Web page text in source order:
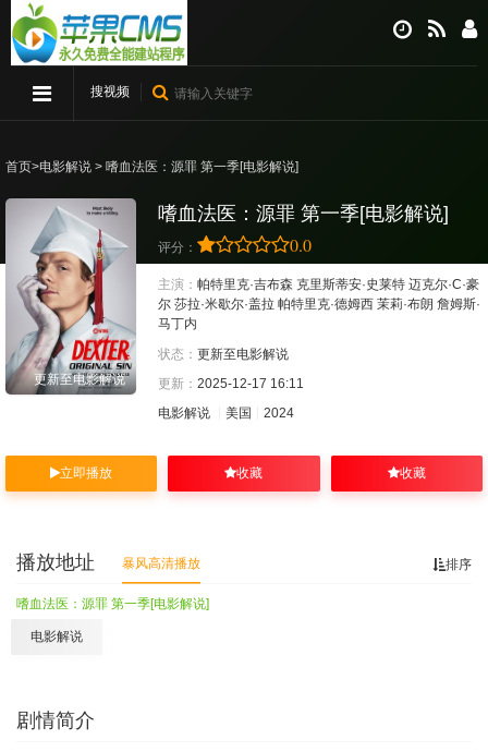
搜视频
首页>电影解说 > 嗜血法医：源罪 第一季[电影解说]
更新至电影解说
嗜血法医：源罪 第一季[电影解说]
评分： 0.0
主演： 帕特里克·吉布森 克里斯蒂安·史莱特 迈克尔·C·豪
尔 莎拉·米歇尔·盖拉 帕特里克·德姆西 茉莉·布朗 詹姆斯·
马丁内
状态： 更新至电影解说
更新： 2025-12-17 16:11
电影解说
美国 2024
立即播放 收藏 收藏
排序
播放地址 暴风高清播放
嗜血法医：源罪 第一季[电影解说]
电影解说
剧情简介